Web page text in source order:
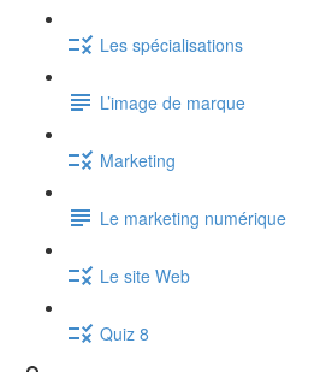
Les spécialisations
L’image de marque
Marketing
Le marketing numérique
Le site Web
Quiz 8